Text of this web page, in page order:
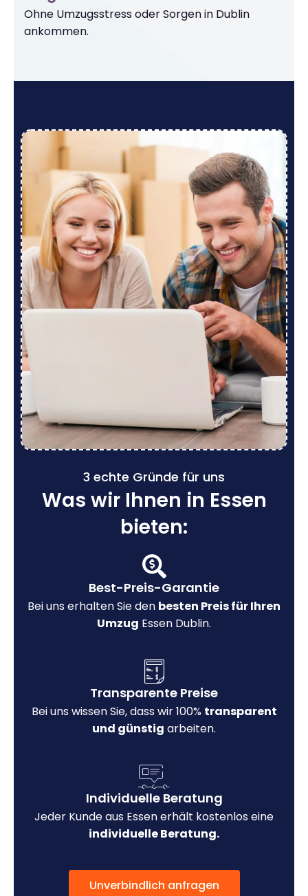
Ohne Umzugsstress oder Sorgen in Dublin
ankommen.
3 echte Gründe für uns
Was wir Ihnen in Essen
bieten:
Best-Preis-Garantie
Bei uns erhalten Sie den besten Preis für Ihren
Umzug Essen Dublin.
Transparente Preise
Bei uns wissen Sie, dass wir 100% transparent
und günstig arbeiten.
Individuelle Beratung
Jeder Kunde aus Essen erhält kostenlos eine
individuelle Beratung.
Unverbindlich anfragen